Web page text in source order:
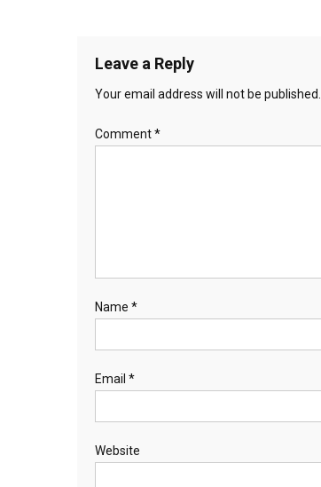
Leave a Reply
Your email address will not be published.
Comment*
Name *
Email *
Website